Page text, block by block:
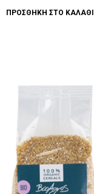
ΠΡΟΣΘΉΚΗ ΣΤΟ ΚΑΛΆΘΙ